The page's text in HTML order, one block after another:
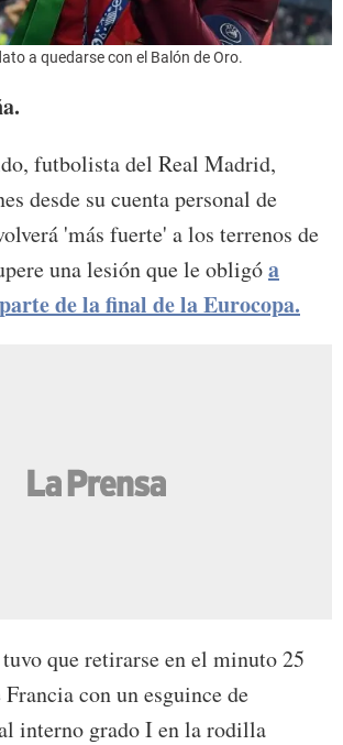
a quedarse con el Balón de Oro.
futbolista del Real Madrid,
desde su cuenta personal de
'más fuerte' a los terrenos de
una lesión que le obligóa
de la final de la Eurocopa.
que retirarse en el minuto 25
con un esguince de
interno grado I en la rodilla